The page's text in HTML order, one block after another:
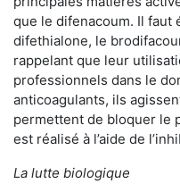
que le difenacoum. Il faut
difethialone, le
rappelant que leur
professionnels dans le
anticoagulants, ils
permettent de bloquer le
est réalisé à l’aide de
La lutte biologique